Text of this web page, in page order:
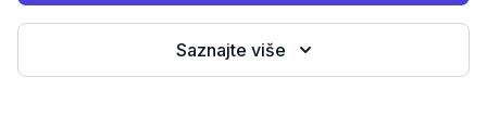
Saznajte više